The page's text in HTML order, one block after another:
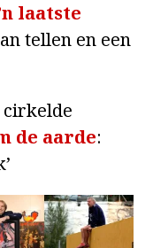
laatste
tellen en een
cirkelde
de aarde: